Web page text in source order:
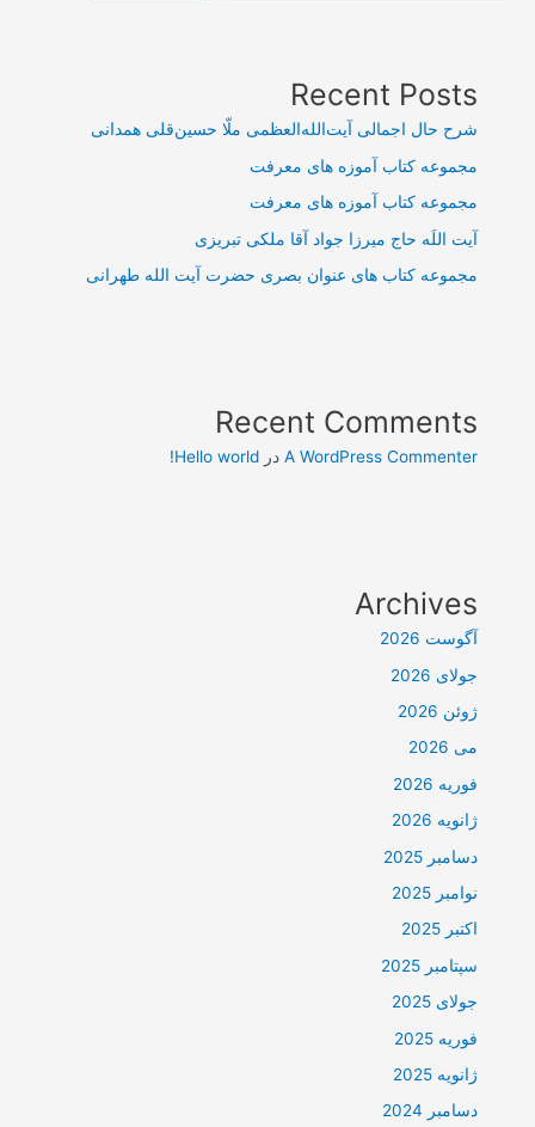
Recent Posts
شرح حال اجمالی آیت‌الله‌العظمی ملّا حسین‌قلی همدانی
مجموعه کتاب آموزه های معرفت
مجموعه کتاب آموزه های معرفت
آیت اللَه حاج میرزا جواد آقا ملکی تبریزی
مجموعه کتاب های عنوان بصری حضرت آیت الله طهرانی
Recent Comments
A WordPress Commenter درHello world!
Archives
آگوست 2026
جولای 2026
ژوئن 2026
می 2026
فوریه 2026
ژانویه 2026
دسامبر 2025
نوامبر 2025
اکتبر 2025
سپتامبر 2025
جولای 2025
فوریه 2025
ژانویه 2025
دسامبر 2024